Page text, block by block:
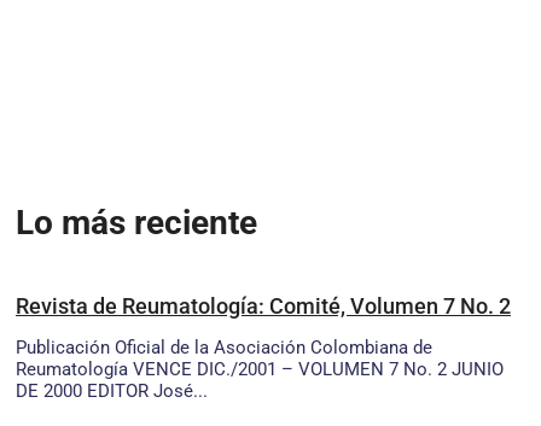
Lo más reciente
Revista de Reumatología: Comité, Volumen 7 No. 2
Publicación Oficial de la Asociación Colombiana de
Reumatología VENCE DIC./2001 – VOLUMEN 7 No. 2 JUNIO
DE 2000 EDITOR José...